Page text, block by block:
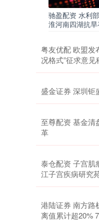
驰盈配资 水利
淮河南四湖抗
粤友优配 欧盟发
况格式”征求意
盛金证券 深圳钜
至尊配资 基金清
革
泰仓配资 子宫肌
江子宫疾病研究
港陆证券 南方路
离值累计超20%